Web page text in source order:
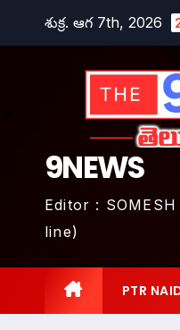
శుక్ర. ఆగ 7th, 2026
9NEWS
Editor :
line)
PTR